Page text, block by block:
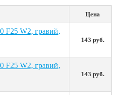
Цена
F25 W2, гравий,
143 руб.
F25 W2, гравий,
143 руб.